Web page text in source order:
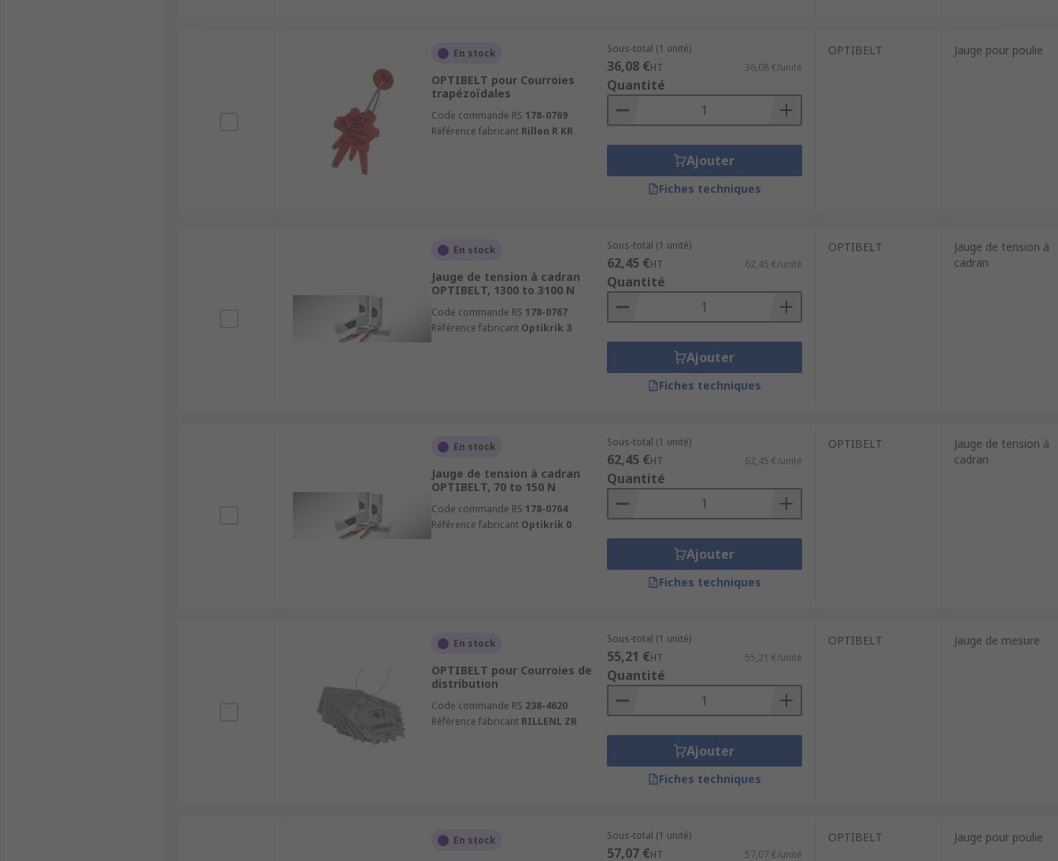
En stock
OPTIBELT pour Courroies
trapézoïdales
Code commande RS 178-0769
Référence fabricant Rillen R KR
Sous-total (1 unité)
36,08 €HT 36,08 €/unité
Quantité
Ajouter
Fiches techniques
OPTIBELT Jauge pour poulie
En stock
Jauge de tension à cadran
OPTIBELT, 1300 to 3100 N
Code commande RS 178-0767
Référence fabricant Optikrik 3
Sous-total (1 unité)
62,45 €HT 62,45 €/unité
Quantité
Ajouter
Fiches techniques
OPTIBELT
Jauge de tension à
cadran
En stock
Jauge de tension à cadran
OPTIBELT, 70 to 150 N
Code commande RS 178-0764
Référence fabricant Optikrik 0
Sous-total (1 unité)
62,45 €HT 62,45 €/unité
Quantité
Ajouter
Fiches techniques
OPTIBELT
Jauge de tension à
cadran
En stock
OPTIBELT pour Courroies de
distribution
Code commande RS 238-4620
Référence fabricant RILLENL ZR
Sous-total (1 unité)
55,21 €HT 55,21 €/unité
Quantité
Ajouter
Fiches techniques
OPTIBELT Jauge de mesure
En stock Sous-total (1 unité)
57,07 €HT 57,07 €/unité
OPTIBELT Jauge pour poulie